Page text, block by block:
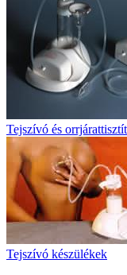
Tejszívó és
Tejszívó készülékek